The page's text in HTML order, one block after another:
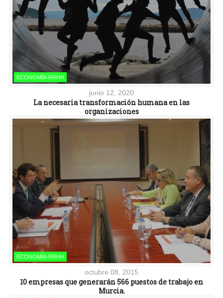
ECONOMÍA-RRHH
junio 12, 2020
La necesaria transformación humana en las
organizaciones
ECONOMÍA-RRHH
octubre 08, 2015
10 empresas que generarán 566 puestos de trabajo en
Murcia.